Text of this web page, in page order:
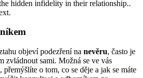
objeví podezření na nevěru, často je
zvládnout sami. Možná se ve vás
o tom, co se děje a jak se máte